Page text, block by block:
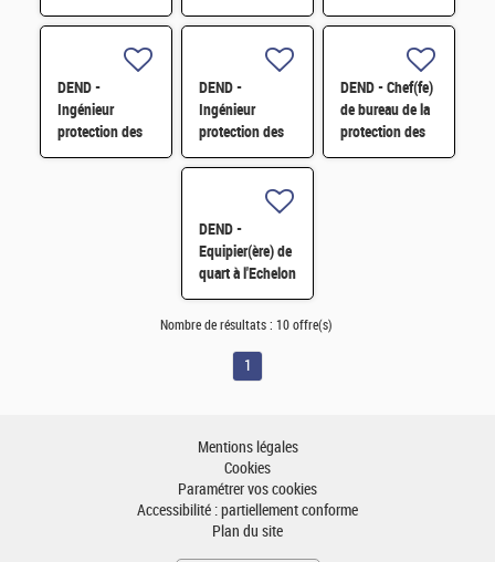
polyvalent H/F
(H/F) H/F
Locale de
DEND -
Ingénieur
protection des
installations
DEND -
Ingénieur
protection des
installations
malveillance H/F
DEND - Chef(fe)
de bureau de la
protection des
installations de
DEND -
Equipier(ère) de
quart à l'Echelon
opérationnel
des transports
Nombre de résultats : 10 offre(s)
1
Mentions légales
Cookies
Paramétrer vos cookies
Accessibilité : partiellement conforme
Plan du site